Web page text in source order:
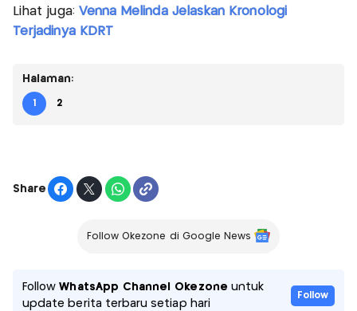
Lihat juga: Venna Melinda Jelaskan Kronologi
Terjadinya KDRT
Halaman:
1 2
Share
Follow Okezone di Google News
FollowWhatsApp Channel Okezone untuk
update berita terbaru setiap hari
Follow